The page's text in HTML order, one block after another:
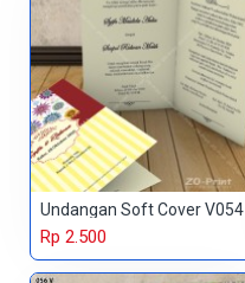
Undangan Soft Cover V054
Rp 2.500